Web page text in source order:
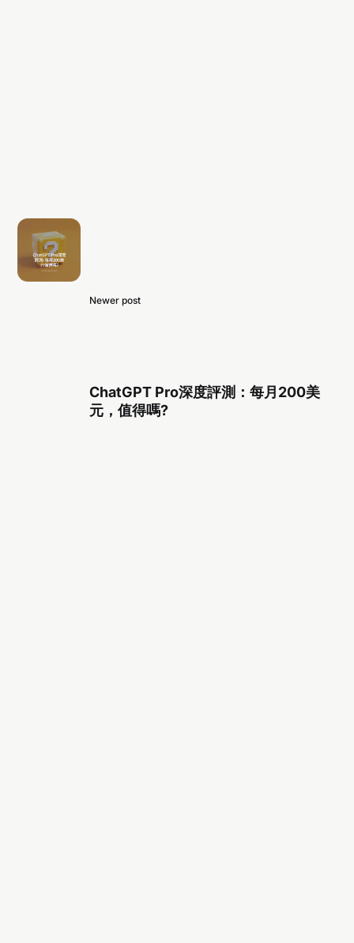
Newer post
ChatGPT Pro深度評測：每月200美
元，值得嗎?